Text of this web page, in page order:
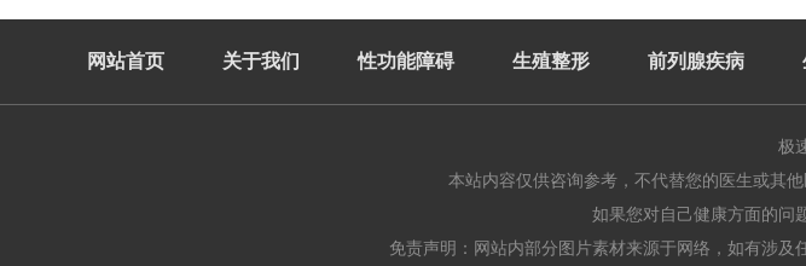
网站首页 关于我们 性功能障碍 生殖整形 前列腺疾病
极
本站内容仅供咨询参考，不代替您的医生或其
如果您对自己健康方面的问
免责声明：网站内部分图片素材来源于网络，如有涉及